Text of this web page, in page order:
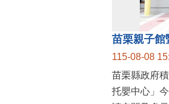
115-08-08
苗栗縣政府
托嬰中心」